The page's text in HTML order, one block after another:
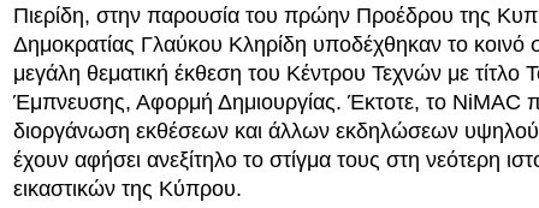
Πιερίδη, στην παρουσία του πρώην Προέδρου της
Δημοκρατίας Γλαύκου Κληρίδη υποδέχθηκαν το κοινό
μεγάλη θεματική έκθεση του Κέντρου Τεχνών με τίτλο
Έμπνευσης, Αφορμή Δημιουργίας. Έκτοτε, το NiMAC
διοργάνωση εκθέσεων και άλλων εκδηλώσεων
έχουν αφήσει ανεξίτηλο το στίγμα τους στη νεότερη
εικαστικών της Κύπρου.